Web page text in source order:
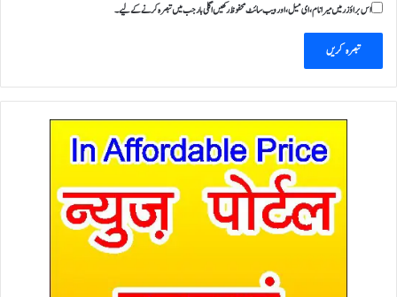
اس براؤزر میں میرا نام، ای میل، اور ویب سائٹ محفوظ رکھیں اگلی بار جب میں تبصرہ کرنے کےلیے۔